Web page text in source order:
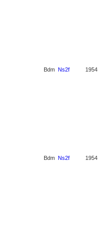
Bdm Ns2f 1954
Bdm Ns2f 1954